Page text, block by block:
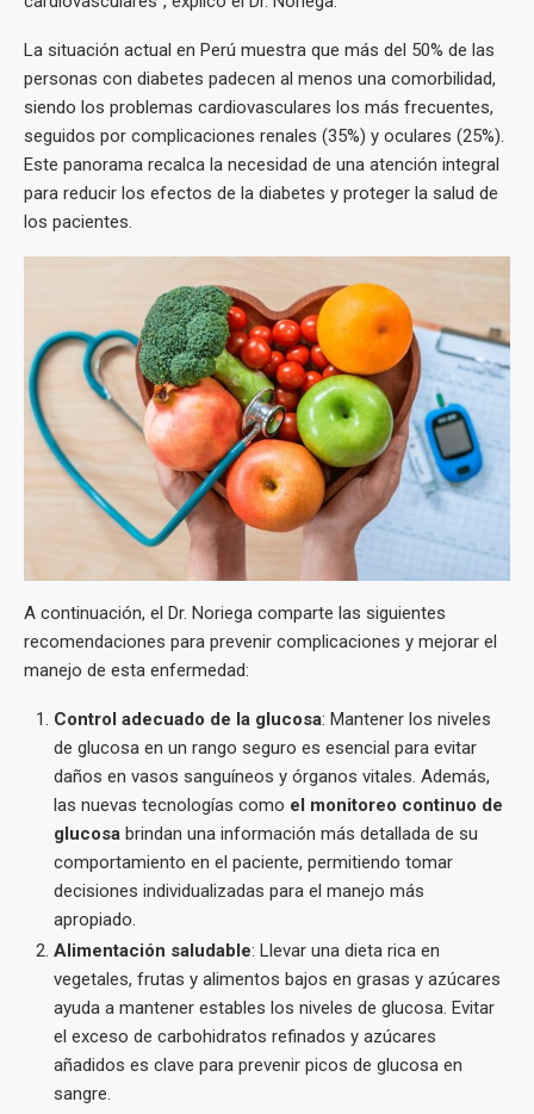
La situación actual en Perú muestra que más del 50% de las
personas con diabetes padecen al menos una comorbilidad,
siendo los problemas cardiovasculares los más frecuentes,
seguidos por complicaciones renales (35%) y oculares (25%).
Este panorama recalca la necesidad de una atención integral
para reducir los efectos de la diabetes y proteger la salud de
los pacientes.
A continuación, el Dr. Noriega comparte las siguientes
recomendaciones para prevenir complicaciones y mejorar el
manejo de esta enfermedad:
Control adecuado de la glucosa: Mantener los niveles
de glucosa en un rango seguro es esencial para evitar
daños en vasos sanguíneos y órganos vitales. Además,
las nuevas tecnologías como el monitoreo continuo de
glucosa brindan una información más detallada de su
comportamiento en el paciente, permitiendo tomar
decisiones individualizadas para el manejo más
apropiado.
Alimentación saludable: Llevar una dieta rica en
vegetales, frutas y alimentos bajos en grasas y azúcares
ayuda a mantener estables los niveles de glucosa. Evitar
el exceso de carbohidratos refinados y azúcares
añadidos es clave para prevenir picos de glucosa en
sangre.